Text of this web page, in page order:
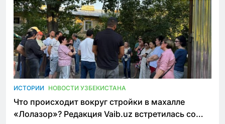
ИСТОРИИ НОВОСТИ УЗБЕКИСТАНА
Что происходит вокруг стройки в махалле
«Лолазор»? Редакция Vaib.uz встретилась со